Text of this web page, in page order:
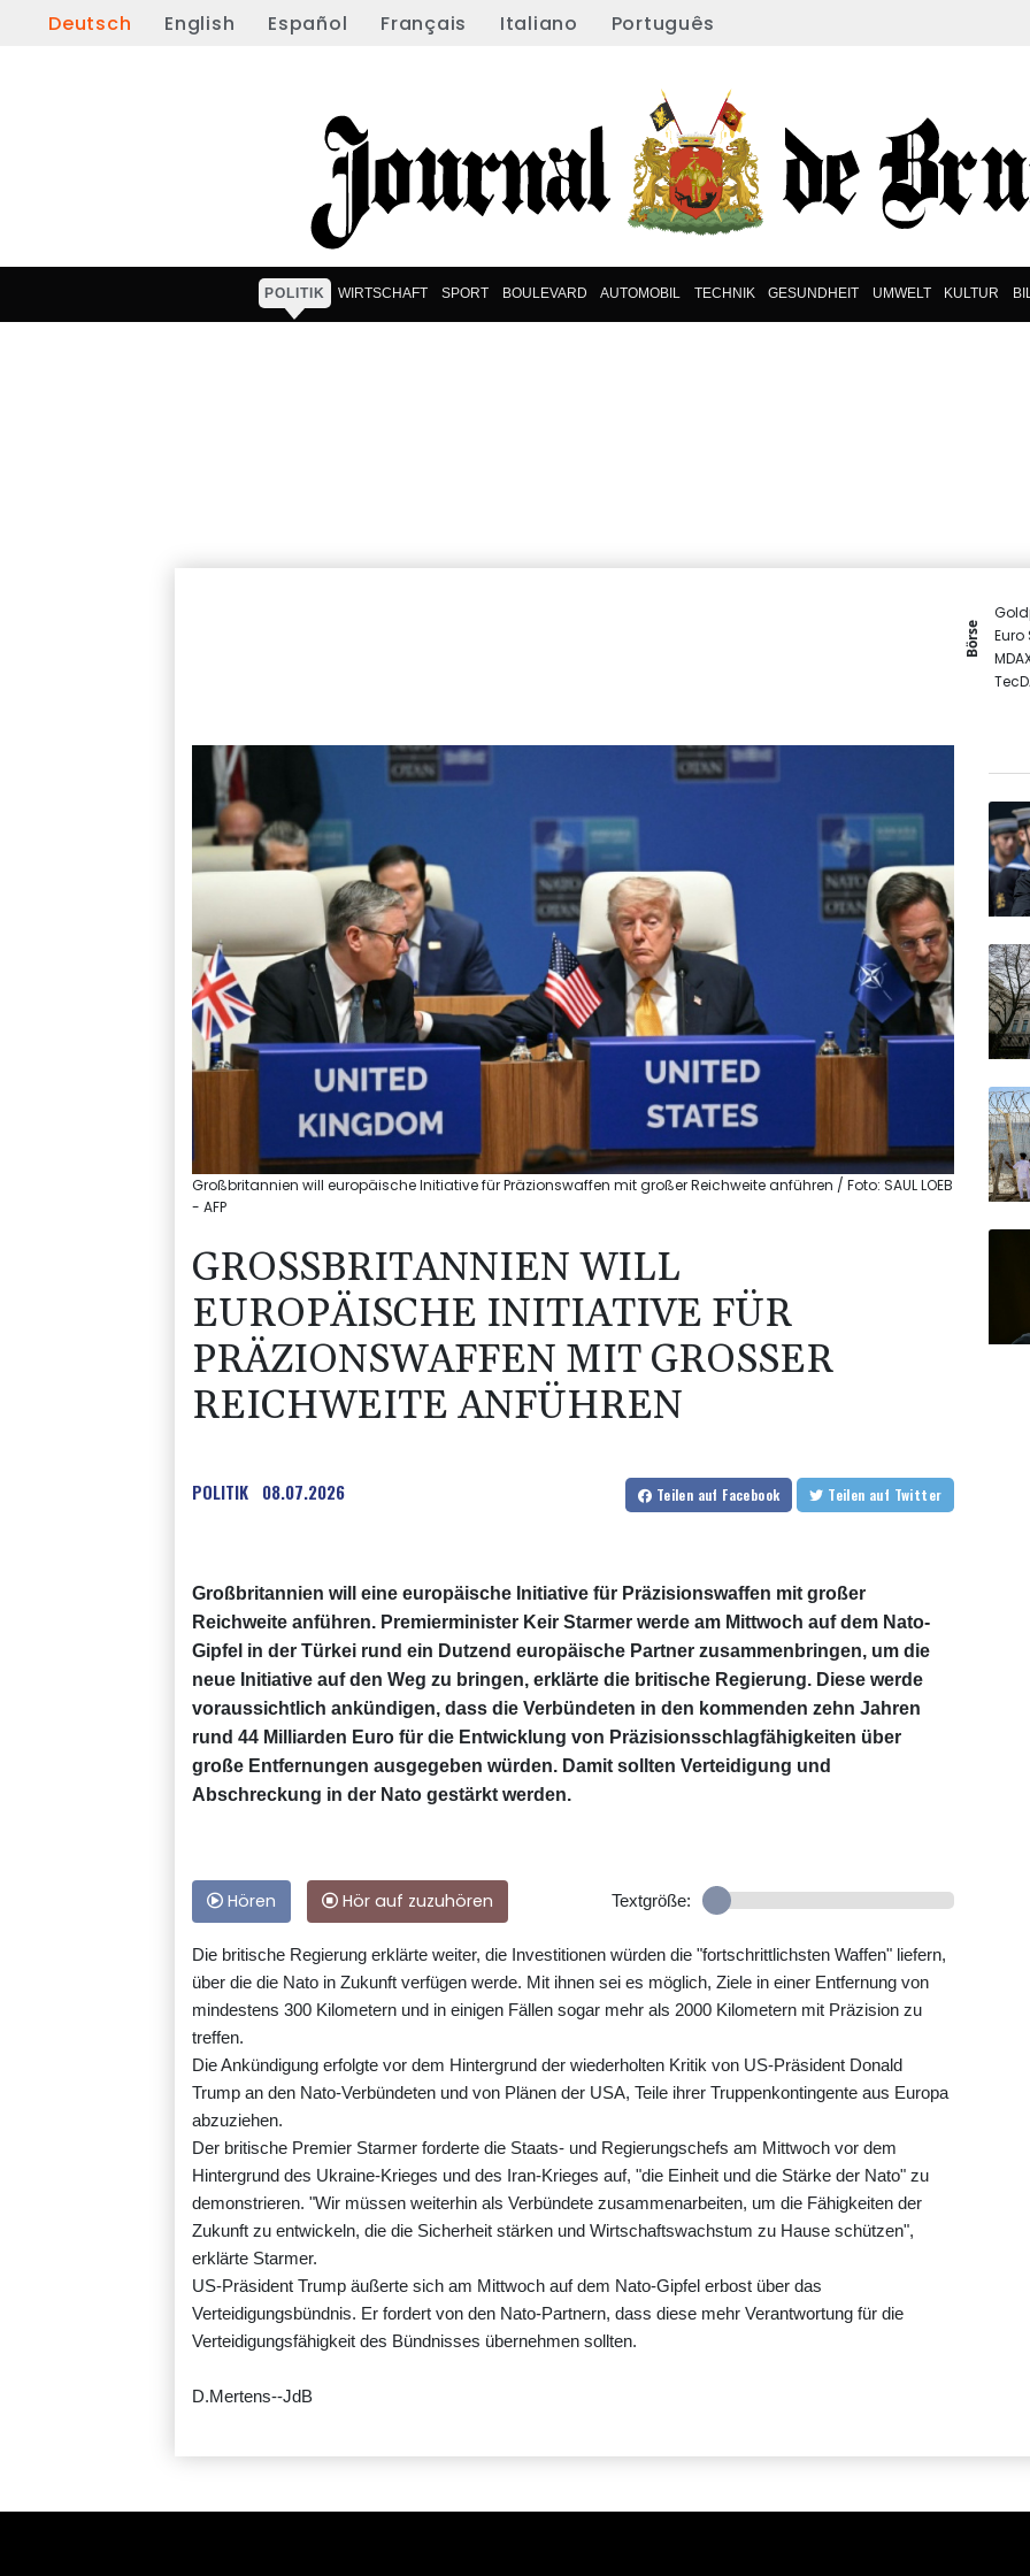
Deutsch English Español Français Italiano Português
POLITIK WIRTSCHAFT SPORT BOULEVARD AUTOMOBIL TECHNIK GESUNDHEIT UMWELT KULTUR
Börse
Euro
Großbritannien will europäische Initiative für Präzionswaffen mit großer Reichweite anführen / Foto: SAUL LOEB
- AFP
GROSSBRITANNIEN WILL E
UROPÄISCHE INITIATIVE FÜR P
RÄZIONSWAFFEN MIT GROSSER RE
ICHWEITE ANFÜHREN
POLITIK 08.07.2026 Teilen auf Facebook Teilen auf Twitter
Großbritannien will eine europäische Initiative für Präzisionswaffen mit großer
Reichweite anführen. Premierminister Keir Starmer werde am Mittwoch auf dem Nato-
Gipfel in der Türkei rund ein Dutzend europäische Partner zusammenbringen, um die
neue Initiative auf den Weg zu bringen, erklärte die britische Regierung. Diese werde
voraussichtlich ankündigen, dass die Verbündeten in den kommenden zehn Jahren
rund 44 Milliarden Euro für die Entwicklung von Präzisionsschlagfähigkeiten über
große Entfernungen ausgegeben würden. Damit sollten Verteidigung und
Abschreckung in der Nato gestärkt werden.
Hören Hör auf zuzuhören Textgröße:
Die britische Regierung erklärte weiter, die Investitionen würden die "fortschrittlichsten Waffen" liefern,
über die die Nato in Zukunft verfügen werde. Mit ihnen sei es möglich, Ziele in einer Entfernung von
mindestens 300 Kilometern und in einigen Fällen sogar mehr als 2000 Kilometern mit Präzision zu
treffen.
Die Ankündigung erfolgte vor dem Hintergrund der wiederholten Kritik von US-Präsident Donald
Trump an den Nato-Verbündeten und von Plänen der USA, Teile ihrer Truppenkontingente aus Europa
abzuziehen.
Der britische Premier Starmer forderte die Staats- und Regierungschefs am Mittwoch vor dem
Hintergrund des Ukraine-Krieges und des Iran-Krieges auf, "die Einheit und die Stärke der Nato" zu
demonstrieren. "Wir müssen weiterhin als Verbündete zusammenarbeiten, um die Fähigkeiten der
Zukunft zu entwickeln, die die Sicherheit stärken und Wirtschaftswachstum zu Hause schützen",
erklärte Starmer.
US-Präsident Trump äußerte sich am Mittwoch auf dem Nato-Gipfel erbost über das
Verteidigungsbündnis. Er fordert von den Nato-Partnern, dass diese mehr Verantwortung für die
Verteidigungsfähigkeit des Bündnisses übernehmen sollten.
D.Mertens--JdB